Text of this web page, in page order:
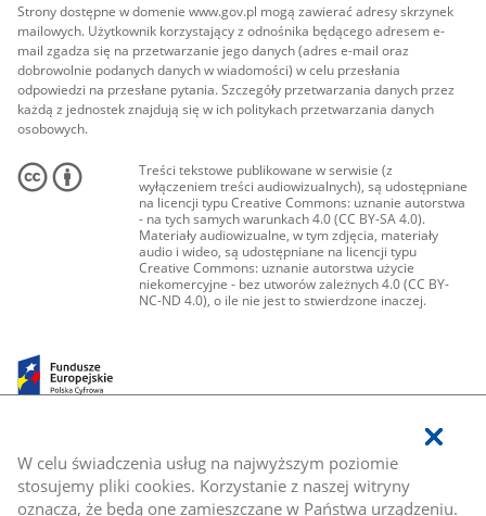
W celu świadczenia usług na najwyższym poziomie
stosujemy pliki cookies. Korzystanie z naszej witryny
oznacza, że będą one zamieszczane w Państwa urządzeniu.
Strony dostępne w domenie www.gov.pl mogą zawierać adresy skrzynek
mailowych. Użytkownik korzystający z odnośnika będącego adresem e-
mail zgadza się na przetwarzanie jego danych (adres e-mail oraz
dobrowolnie podanych danych w wiadomości) w celu przesłania
odpowiedzi na przesłane pytania. Szczegóły przetwarzania danych przez
każdą z jednostek znajdują się w ich politykach przetwarzania danych
osobowych.
Treści tekstowe publikowane w serwisie (z
wyłączeniem treści audiowizualnych), są udostępniane
na licencji typu Creative Commons: uznanie autorstwa
- na tych samych warunkach 4.0 (CC BY-SA 4.0).
Materiały audiowizualne, w tym zdjęcia, materiały
audio i wideo, są udostępniane na licencji typu
Creative Commons: uznanie autorstwa użycie
niekomercyjne - bez utworów zależnych 4.0 (CC BY-
NC-ND 4.0), o ile nie jest to stwierdzone inaczej.